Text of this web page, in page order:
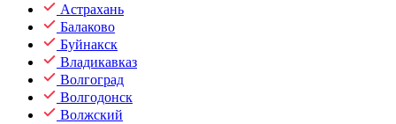
Астрахань
Балаково
Буйнакск
Владикавказ
Волгоград
Волгодонск
Волжский